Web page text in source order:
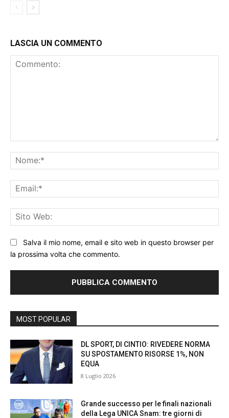
LASCIA UN COMMENTO
Salva il mio nome, email e sito web in questo browser per
la prossima volta che commento.
MOST POPULAR
DL SPORT, DI CINTIO: RIVEDERE NORMA
SU SPOSTAMENTO RISORSE 1%, NON
EQUA
8 Luglio 2026
Grande successo per le finali nazionali
della Lega UNICA Snam: tre giorni di